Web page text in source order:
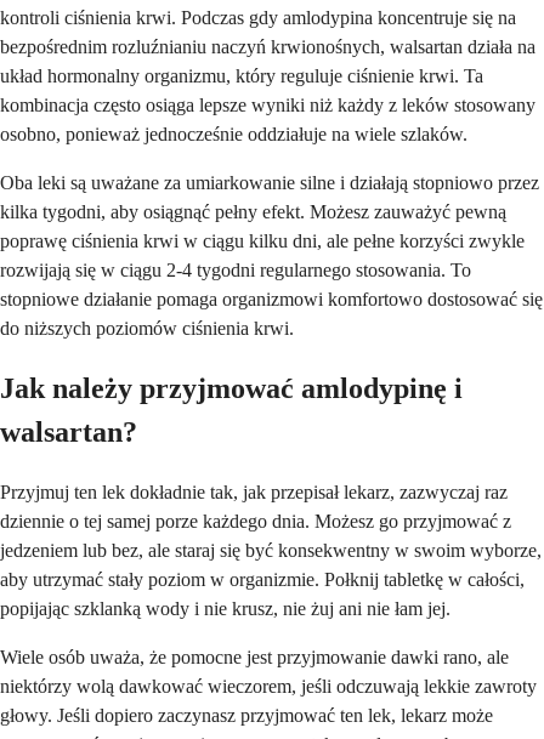
kontroli ciśnienia krwi. Podczas gdy amlodypina koncentruje się na
bezpośrednim rozluźnianiu naczyń krwionośnych, walsartan działa na
układ hormonalny organizmu, który reguluje ciśnienie krwi. Ta
kombinacja często osiąga lepsze wyniki niż każdy z leków stosowany
osobno, ponieważ jednocześnie oddziałuje na wiele szlaków.
Oba leki są uważane za umiarkowanie silne i działają stopniowo przez
kilka tygodni, aby osiągnąć pełny efekt. Możesz zauważyć pewną
poprawę ciśnienia krwi w ciągu kilku dni, ale pełne korzyści zwykle
rozwijają się w ciągu 2-4 tygodni regularnego stosowania. To
stopniowe działanie pomaga organizmowi komfortowo dostosować się
do niższych poziomów ciśnienia krwi.
Jak należy przyjmować amlodypinę i
walsartan?
Przyjmuj ten lek dokładnie tak, jak przepisał lekarz, zazwyczaj raz
dziennie o tej samej porze każdego dnia. Możesz go przyjmować z
jedzeniem lub bez, ale staraj się być konsekwentny w swoim wyborze,
aby utrzymać stały poziom w organizmie. Połknij tabletkę w całości,
popijając szklanką wody i nie krusz, nie żuj ani nie łam jej.
Wiele osób uważa, że pomocne jest przyjmowanie dawki rano, ale
niektórzy wolą dawkować wieczorem, jeśli odczuwają lekkie zawroty
głowy. Jeśli dopiero zaczynasz przyjmować ten lek, lekarz może